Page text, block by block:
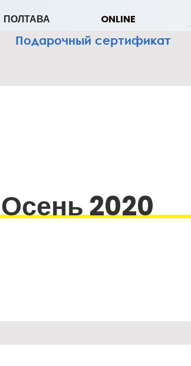
ПОЛТАВА ONLINE
Подарочный сертификат
Осень2020